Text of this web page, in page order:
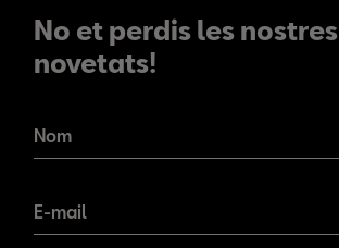
No et perdis les nostres
novetats!
novetats!
Nom
E-mail